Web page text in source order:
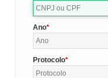
Ano
Protocolo